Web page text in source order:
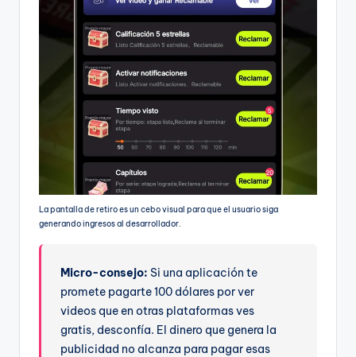
La pantalla de retiro es un cebo visual para que el usuario siga
generando ingresos al desarrollador.
Micro-consejo: Si una aplicación te
promete pagarte 100 dólares por ver
videos que en otras plataformas ves
gratis, desconfía. El dinero que genera la
publicidad no alcanza para pagar esas